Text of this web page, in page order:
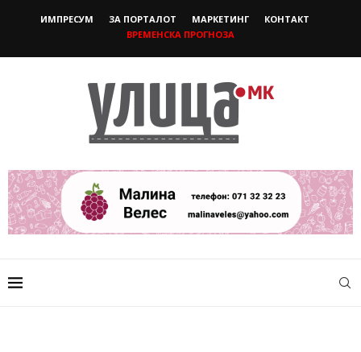
ИМПРЕСУМ ЗА ПОРТАЛОТ МАРКЕТИНГ
КОНТАКТ
ВРЕМЕНСКА ПРОГНОЗА